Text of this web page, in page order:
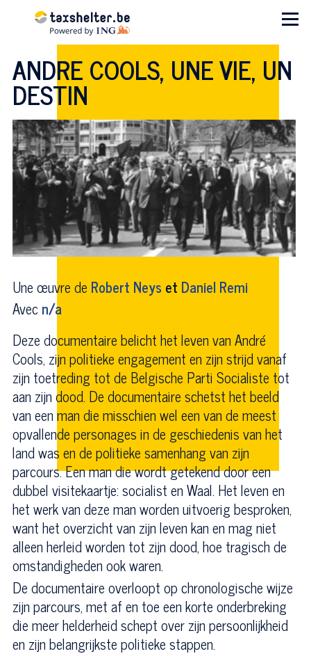
Aller au contenu principal
Menu
ANDRE COOLS, UNE VIE, UN
DESTIN
Une œuvre de Robert Neys et Daniel Remi
Avecn/a
Deze documentaire belicht het leven van André
Cools, zijn politieke engagement en zijn strijd vanaf
zijn toetreding tot de Belgische Parti Socialiste tot
aan zijn dood. De documentaire schetst het beeld
van een man die misschien wel een van de meest
opvallende personages in de geschiedenis van het
land was en de politieke samenhang van zijn
parcours. Een man die wordt getekend door een
dubbel visitekaartje: socialist en Waal. Het leven en
het werk van deze man worden uitvoerig besproken,
want het overzicht van zijn leven kan en mag niet
alleen herleid worden tot zijn dood, hoe tragisch de
omstandigheden ook waren.
De documentaire overloopt op chronologische wijze
zijn parcours, met af en toe een korte onderbreking
die meer helderheid schept over zijn persoonlijkheid
en zijn belangrijkste politieke stappen.